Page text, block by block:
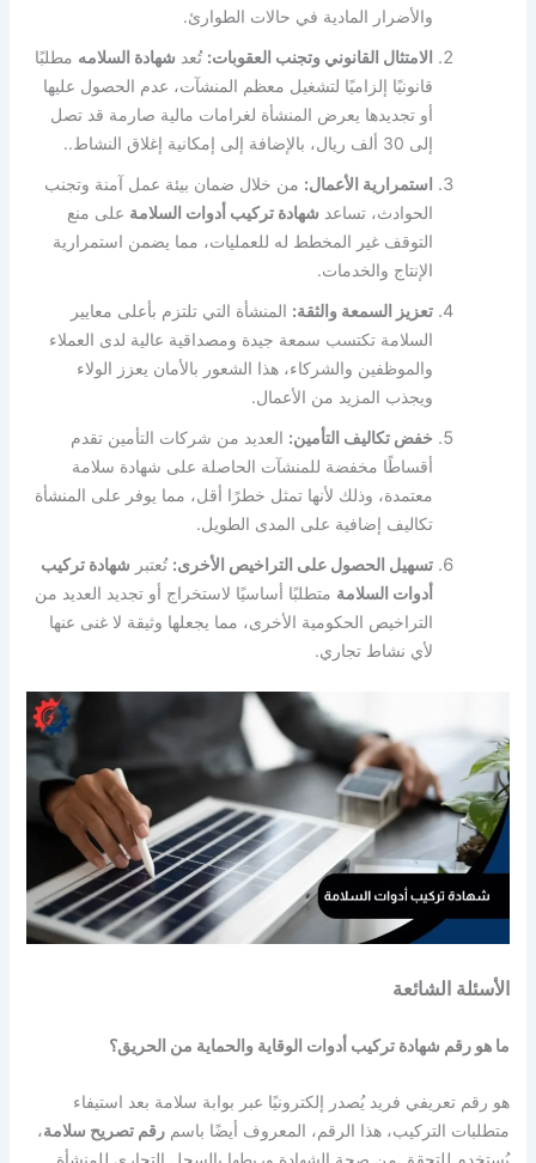
والأضرار المادية في حالات الطوارئ.
الامتثال القانوني وتجنب العقوبات: تُعد شهادة السلامه مطلبًا
قانونيًا إلزاميًا لتشغيل معظم المنشآت، عدم الحصول عليها
أو تجديدها يعرض المنشأة لغرامات مالية صارمة قد تصل
إلى 30 ألف ريال، بالإضافة إلى إمكانية إغلاق النشاط..
استمرارية الأعمال: من خلال ضمان بيئة عمل آمنة وتجنب
الحوادث، تساعد شهادة تركيب أدوات السلامة على منع
التوقف غير المخطط له للعمليات، مما يضمن استمرارية
الإنتاج والخدمات.
تعزيز السمعة والثقة: المنشأة التي تلتزم بأعلى معايير
السلامة تكتسب سمعة جيدة ومصداقية عالية لدى العملاء
والموظفين والشركاء، هذا الشعور بالأمان يعزز الولاء
ويجذب المزيد من الأعمال.
خفض تكاليف التأمين: العديد من شركات التأمين تقدم
أقساطًا مخفضة للمنشآت الحاصلة على شهادة سلامة
معتمدة، وذلك لأنها تمثل خطرًا أقل، مما يوفر على المنشأة
تكاليف إضافية على المدى الطويل.
تسهيل الحصول على التراخيص الأخرى: تُعتبر شهادة تركيب
أدوات السلامة متطلبًا أساسيًا لاستخراج أو تجديد العديد من
التراخيص الحكومية الأخرى، مما يجعلها وثيقة لا غنى عنها
لأي نشاط تجاري.
الأسئلة الشائعة
ما هو رقم شهادة تركيب أدوات الوقاية والحماية من الحريق؟
هو رقم تعريفي فريد يُصدر إلكترونيًا عبر بوابة سلامة بعد استيفاء
متطلبات التركيب،هذا الرقم، المعروف أيضًا باسمرقم تصريح سلامة،